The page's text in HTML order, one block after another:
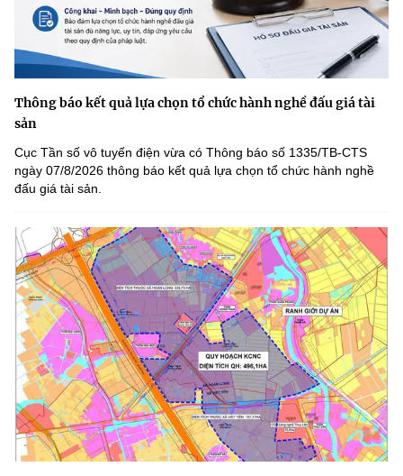
Thông báo kết quả lựa chọn tổ chức hành nghề đấu giá tài
sản
Cục Tần số vô tuyến điện vừa có Thông báo số 1335/TB-CTS
ngày 07/8/2026 thông báo kết quả lựa chọn tổ chức hành nghề
đấu giá tài sản.